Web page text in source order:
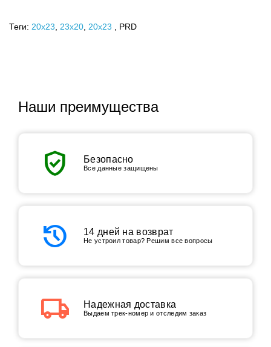
Теги: 20x23, 23х20, 20х23 , PRD
Наши преимущества
verified_user Безопасно
Все данные защищены
history 14 дней на возврат
Не устроил товар? Решим все вопросы
local_shipping Надежная доставка
Выдаем трек-номер и отследим заказ